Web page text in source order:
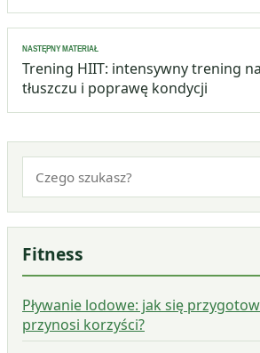
NASTĘPNY MATERIAŁ
Trening HIIT: intensywny trening
tłuszczu i poprawę kondycji
Fitness
Pływanie lodowe: jak się
przynosi korzyści?